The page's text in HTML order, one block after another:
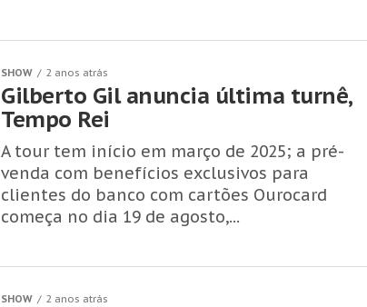
SHOW 2 anos atrás
Gilberto Gil anuncia última turnê,
Tempo Rei
A tour tem início em março de 2025; a pré-
venda com benefícios exclusivos para
clientes do banco com cartões Ourocard
começa no dia 19 de agosto,...
SHOW 2 anos atrás